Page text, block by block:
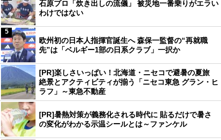
石原プロ「炊き出しの流儀」 被災地一番乗りがエラい
わけではない
欧州初の日本人指揮官誕生へ 森保一監督の“再就職
先”は「ベルギー1部の日系クラブ」一択か
5
[PR]楽しさいっぱい！北海道・ニセコで避暑の夏旅
絶景とアクティビティが揃う「ニセコ東急 グラン・ヒ
ラフ」～東急不動産
[PR]暑熱対策が義務化される時代に 貼るだけで暑さ
の変化がわかる示温シールとは～ファンケル